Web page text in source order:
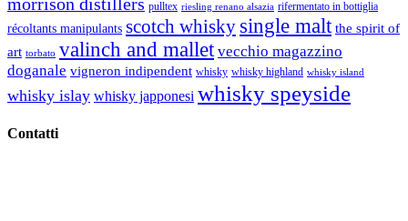
pulltex riesling renano alsazia rifermentato in bottiglia
récoltants manipulants scotch whisky single malt the spirit of
art torbato valinch and mallet vecchio magazzino
doganale vigneron indipendent whisky whisky highland whisky island
whisky islay whisky japponesi whisky speyside
Contatti